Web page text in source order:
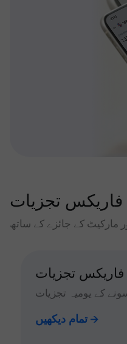
فاریکس تجزیات
فاریکس تجزیات
کے یومیہ تجزیات
تمام دیکھیں